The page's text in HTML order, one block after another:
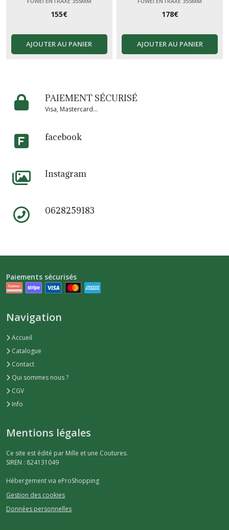
155€
AJOUTER AU PANIER
178€
AJOUTER AU PANIER
PAIEMENT SÉCURISÉ
Visa, Mastercard...
facebook
Instagram
0628259183
Paiements sécurisés
Navigation
Accueil
Catalogue
Contact
Qui sommes nous ?
CGV
Info
Mentions légales
Ce site est édité par Mille et une Coutures.
SIREN : 824131049
Hébergement via eProShopping
Gestion des cookies
Données personnelles